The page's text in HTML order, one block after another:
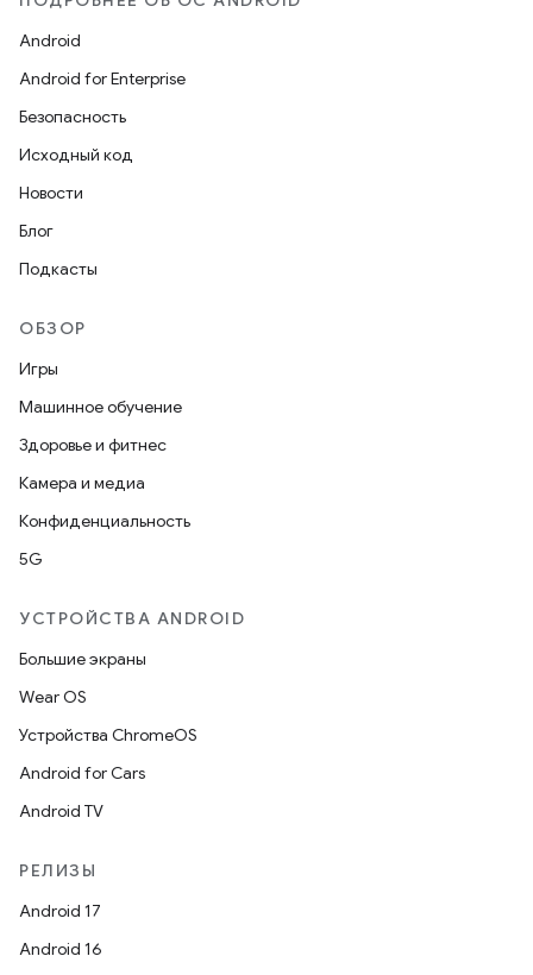
Android
Android for Enterprise
Безопасность
Исходный код
Новости
Блог
Подкасты
ОБЗОР
Игры
Машинное обучение
Здоровье и фитнес
Камера и медиа
Конфиденциальность
5G
УСТРОЙСТВА ANDROID
Большие экраны
Wear OS
Устройства ChromeOS
Android for Cars
Android TV
РЕЛИЗЫ
Android 17
Android 16